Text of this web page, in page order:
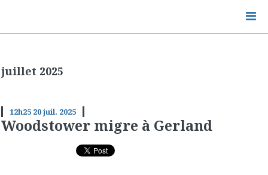
juillet 2025
12h25 20juil. 2025
Woodstower migre à Gerland